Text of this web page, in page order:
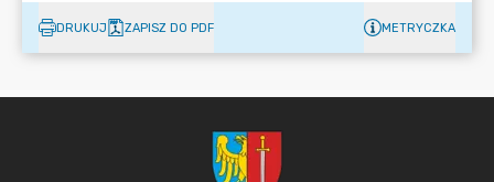
DRUKUJ ZAPISZ DO PDF METRYCZKA